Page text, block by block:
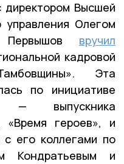
Высшей
управления Олегом
Первышов вручил
кадровой
Эта
по инициативе
— выпускника
«Время героев», и
с его коллегами по
Кондратьевым и